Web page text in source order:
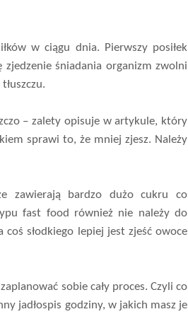
w ciągu dnia. Pierwszy posiłek
śniadania organizm zwolni
– zalety opisuje w artykule, który
sprawi to, że mniej zjesz. Należy
zawierają bardzo dużo cukru co
fast food również nie należy do
coś słodkiego lepiej jest zjeść owoce
sobie cały proces. Czyli co
jadłospis godziny, w jakich masz je